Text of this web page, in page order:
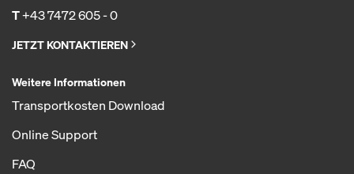
T+43 7472 605 - 0
JETZT KONTAKTIEREN
Weitere Informationen
Transportkosten Download
Online Support
FAQ